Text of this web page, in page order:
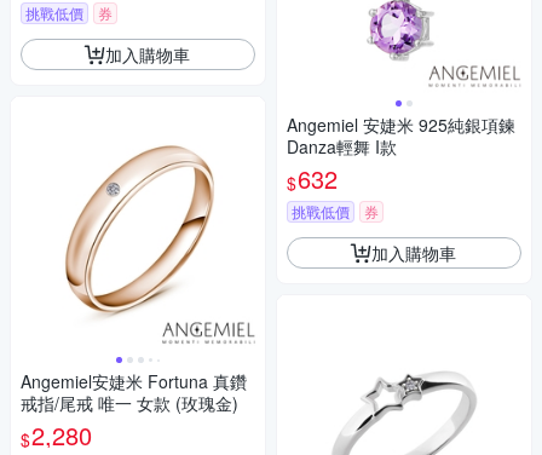
挑戰低價 券
加入購物車
Angemiel安婕米 Fortuna 真鑽
戒指/尾戒 唯一 女款 (玫瑰金)
$2,280
Angemiel 安婕米 925純銀項鍊
Danza輕舞 I款
$632
挑戰低價 券
加入購物車